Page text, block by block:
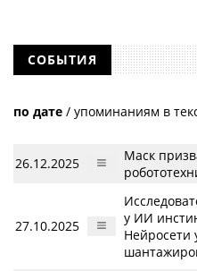
СОБЫТИЯ
по дате / упоминаниям в
26.12.2025
Маск
27.10.2025
у ИИ
Нейросети